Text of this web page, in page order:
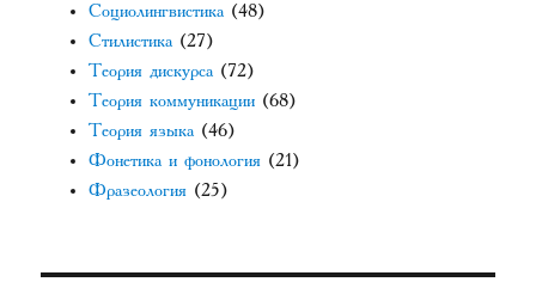
Социолингвистика (48)
Стилистика (27)
Теория дискурса (72)
Теория коммуникации (68)
Теория языка (46)
Фонетика и фонология (21)
Фразеология (25)